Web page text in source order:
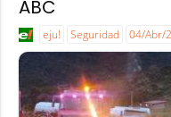
ABC
eju! Seguridad 04/Abr/